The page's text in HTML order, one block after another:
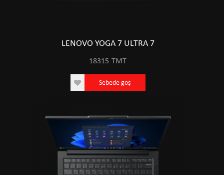
LENOVO YOGA 7 ULTRA 7
18315 TMT
Sebede goş